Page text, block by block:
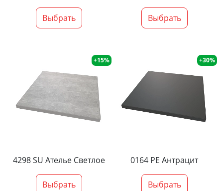
Выбрать Выбрать
+15%
4298 SU Ателье Светлое
Выбрать
+30%
0164 PE Антрацит
Выбрать